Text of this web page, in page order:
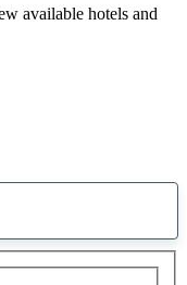
available hotels and